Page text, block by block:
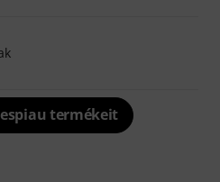
termékeit